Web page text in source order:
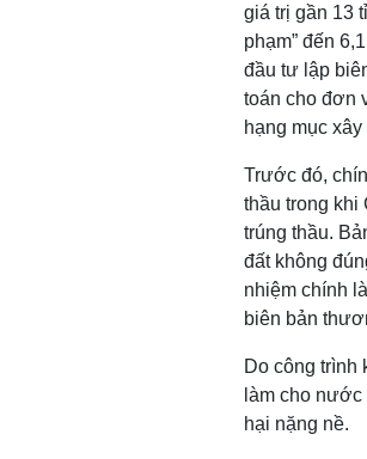
giá trị gần 13
phạm” đến
đầu tư lập
toán cho đơn
hạng mục
Trước đó,
thầu trong khi
trúng thầu.
đất không
nhiệm chính
biên bản
Do công
làm cho
hại nặng nề.